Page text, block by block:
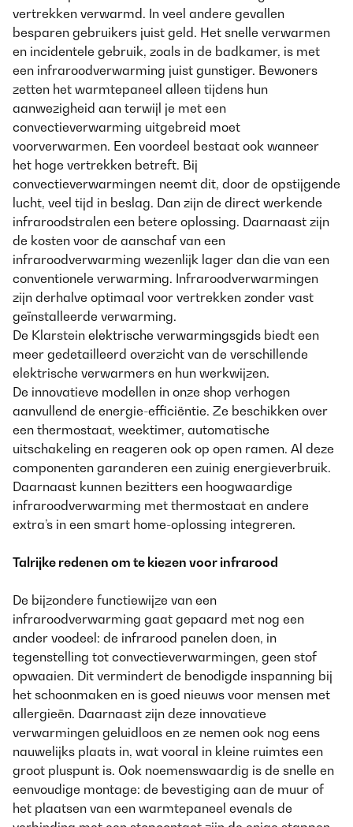
vertrekken verwarmd. In veel andere gevallen
besparen gebruikers juist geld. Het snelle verwarmen
en incidentele gebruik, zoals in de badkamer, is met
een infraroodverwarming juist gunstiger. Bewoners
zetten het warmtepaneel alleen tijdens hun
aanwezigheid aan terwijl je met een
convectieverwarming uitgebreid moet
voorverwarmen. Een voordeel bestaat ook wanneer
het hoge vertrekken betreft. Bij
convectieverwarmingen neemt dit, door de opstijgende
lucht, veel tijd in beslag. Dan zijn de direct werkende
infraroodstralen een betere oplossing. Daarnaast zijn
de kosten voor de aanschaf van een
infraroodverwarming wezenlijk lager dan die van een
conventionele verwarming. Infraroodverwarmingen
zijn derhalve optimaal voor vertrekken zonder vast
geïnstalleerde verwarming.
De Klarstein elektrische verwarmingsgids biedt een
meer gedetailleerd overzicht van de verschillende
elektrische verwarmers en hun werkwijzen.
De innovatieve modellen in onze shop verhogen
aanvullend de energie-efficiëntie. Ze beschikken over
een thermostaat, weektimer, automatische
uitschakeling en reageren ook op open ramen. Al deze
componenten garanderen een zuinig energieverbruik.
Daarnaast kunnen bezitters een hoogwaardige
infraroodverwarming met thermostaat en andere
extra’s in een smart home-oplossing integreren.
Talrijke redenen om te kiezen voor infrarood
De bijzondere functiewijze van een
infraroodverwarming gaat gepaard met nog een
ander voodeel: de infrarood panelen doen, in
tegenstelling tot convectieverwarmingen, geen stof
opwaaien. Dit vermindert de benodigde inspanning bij
het schoonmaken en is goed nieuws voor mensen met
allergieën. Daarnaast zijn deze innovatieve
verwarmingen geluidloos en ze nemen ook nog eens
nauwelijks plaats in, wat vooral in kleine ruimtes een
groot pluspunt is. Ook noemenswaardig is de snelle en
eenvoudige montage: de bevestiging aan de muur of
het plaatsen van een warmtepaneel evenals de